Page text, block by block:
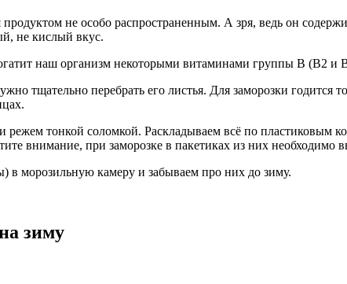
не особо распространенным. А зря, ведь он
не кислый вкус.
наш организм некоторыми витаминами группы В (В2 и
тщательно перебрать его листья. Для заморозки
тонкой соломкой. Раскладываем всё по пластиковым
внимание, при заморозке в пакетиках из них необходимо
в морозильную камеру и забываем про них до зиму.
зиму